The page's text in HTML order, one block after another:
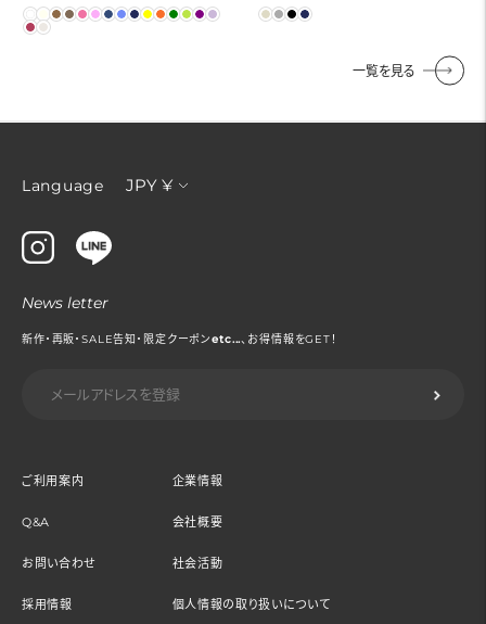
常
価
常
一覧を見る
Language
通
JPY ¥
ご利用案内
Q&A
お問い合わせ
採用情報
企業情報
会社概要
社会活動
個人情報の取り扱いについて
News letter
新作・再販・SALE告知・限定クーポンetc...、お得情報をGET！